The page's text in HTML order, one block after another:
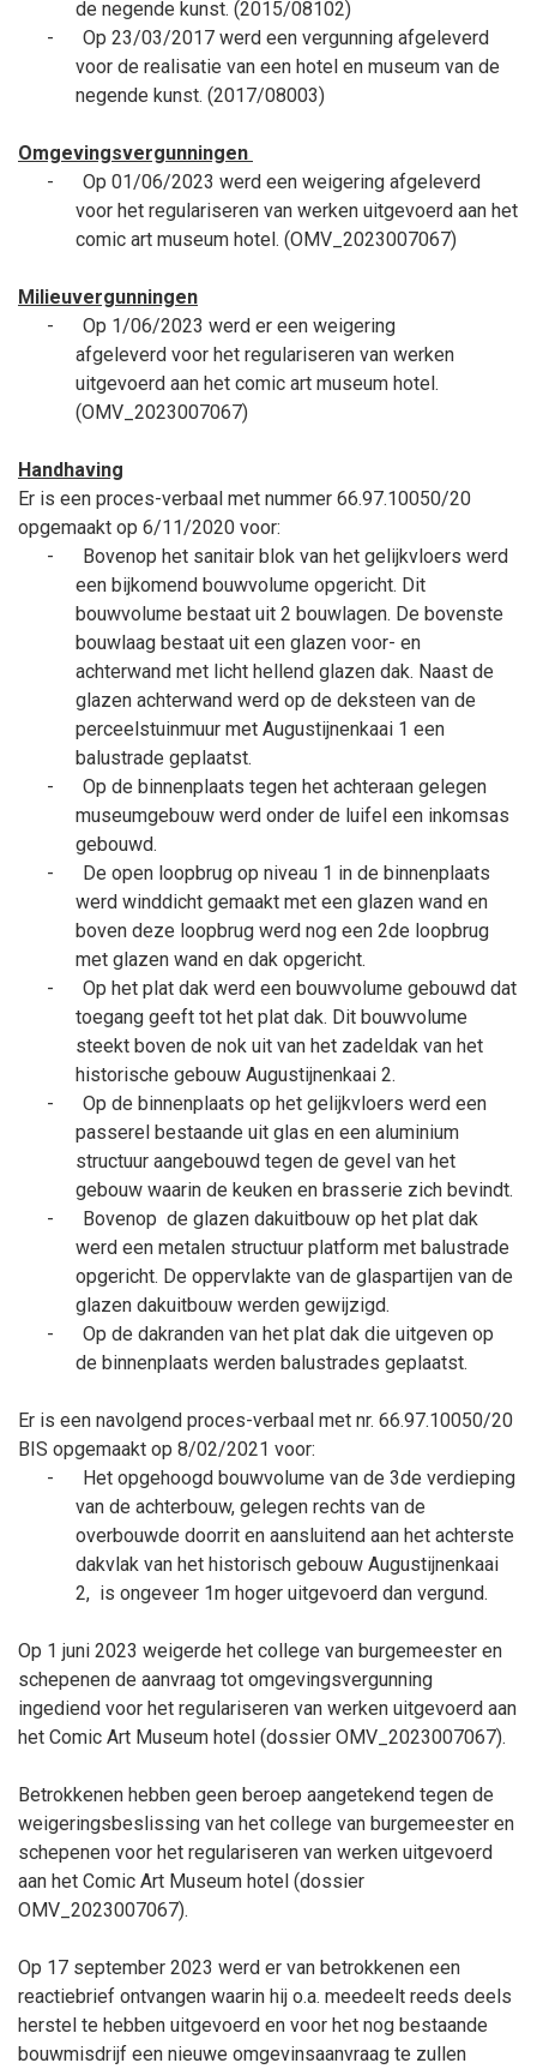
de negende kunst. (2015/08102)
-
Op 23/03/2017 werd een vergunning afgeleverd
voor de realisatie van een hotel en museum van de
negende kunst. (2017/08003)
Omgevingsvergunningen
-
Op 01/06/2023 werd een weigering afgeleverd
voor het regulariseren van werken uitgevoerd aan het
comic art museum hotel. (OMV_2023007067)
Milieuvergunningen
-
Op 1/06/2023 werd er een weigering
afgeleverd voor het regulariseren van werken
uitgevoerd aan het comic art museum hotel.
(OMV_2023007067)
Handhaving
Er is een proces-verbaal met nummer 66.97.10050/20
opgemaakt op 6/11/2020 voor:
-
Bovenop het sanitair blok van het gelijkvloers werd
een bijkomend bouwvolume opgericht. Dit
bouwvolume bestaat uit 2 bouwlagen. De bovenste
bouwlaag bestaat uit een glazen voor- en
achterwand met licht hellend glazen dak. Naast de
glazen achterwand werd op de deksteen van de
perceelstuinmuur met Augustijnenkaai 1 een
balustrade geplaatst.
-
Op de binnenplaats tegen het achteraan gelegen
museumgebouw werd onder de luifel een inkomsas
gebouwd.
-
De open loopbrug op niveau 1 in de binnenplaats
werd winddicht gemaakt met een glazen wand en
boven deze loopbrug werd nog een 2de loopbrug
met glazen wand en dak opgericht.
-
Op het plat dak werd een bouwvolume gebouwd dat
toegang geeft tot het plat dak. Dit bouwvolume
steekt boven de nok uit van het zadeldak van het
historische gebouw Augustijnenkaai 2.
-
Op de binnenplaats op het gelijkvloers werd een
passerel bestaande uit glas en een aluminium
structuur aangebouwd tegen de gevel van het
gebouw waarin de keuken en brasserie zich bevindt.
-
Bovenop de glazen dakuitbouw op het plat dak
werd een metalen structuur platform met balustrade
opgericht. De oppervlakte van de glaspartijen van de
glazen dakuitbouw werden gewijzigd.
-
Op de dakranden van het plat dak die uitgeven op
de binnenplaats werden balustrades geplaatst.
Er is een navolgend proces-verbaal met nr. 66.97.10050/20
BIS opgemaakt op 8/02/2021 voor:
-
Het opgehoogd bouwvolume van de 3de verdieping
van de achterbouw, gelegen rechts van de
overbouwde doorrit en aansluitend aan het achterste
dakvlak van het historisch gebouw Augustijnenkaai
2, is ongeveer 1m hoger uitgevoerd dan vergund.
Op 1 juni 2023 weigerde het college van burgemeester en
schepenen de aanvraag tot omgevingsvergunning
ingediend voor het regulariseren van werken uitgevoerd aan
het Comic Art Museum hotel (dossier OMV_2023007067).
Betrokkenen hebben geen beroep aangetekend tegen de
weigeringsbeslissing van het college van burgemeester en
schepenen voor het regulariseren van werken uitgevoerd
aan het Comic Art Museum hotel (dossier
OMV_2023007067).
Op 17 september 2023 werd er van betrokkenen een
reactiebrief ontvangen waarin hij o.a. meedeelt reeds deels
herstel te hebben uitgevoerd en voor het nog bestaande
bouwmisdrijf een nieuwe omgevinsaanvraag te zullen